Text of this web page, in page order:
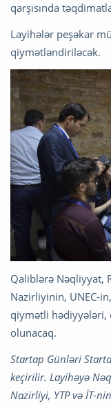
qarşısında
Layihələr peşəkar
qiymətləndiriləcək.
Qaliblərə Nəqliyyat,
Nazirliyinin, UNEC-
qiymətli
olunacaq.
Startap Günləri
keçirilir. Layihəyə
Nazirliyi, YTP və İT-